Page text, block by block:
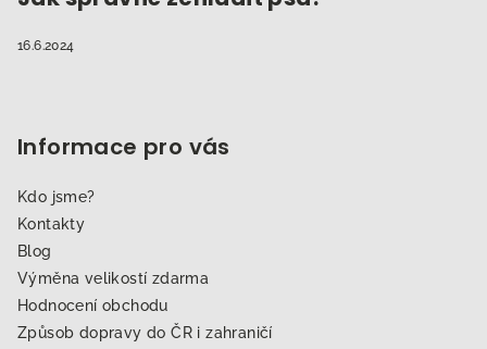
16.6.2024
Informace pro vás
Kdo jsme?
Kontakty
Blog
Výměna velikostí zdarma
Hodnocení obchodu
Způsob dopravy do ČR i zahraničí